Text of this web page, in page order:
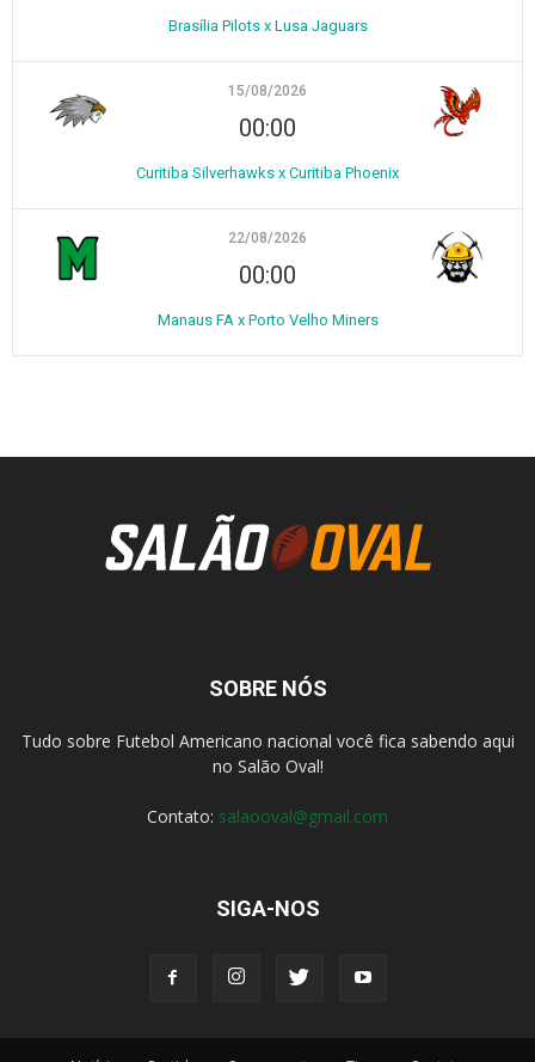
Brasília Pilots x Lusa Jaguars
15/08/2026
00:00
Curitiba Silverhawks x Curitiba Phoenix
22/08/2026
00:00
Manaus FA x Porto Velho Miners
SOBRE NÓS
Tudo sobre Futebol Americano nacional você fica sabendo aqui
no Salão Oval!
Contato: salaooval@gmail.com
SIGA-NOS